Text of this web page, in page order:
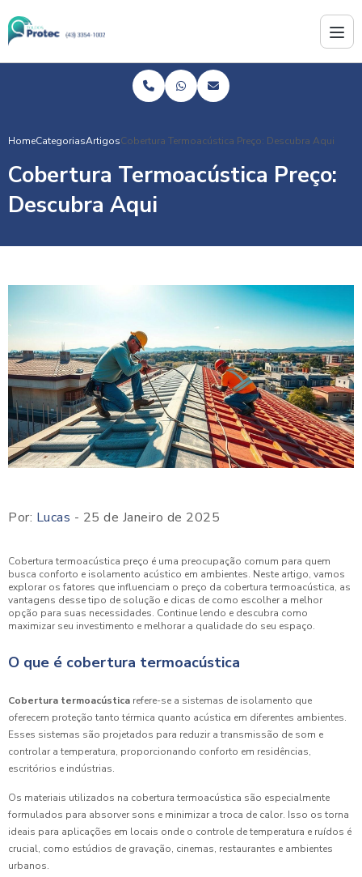
HomeCategoriasArtigosCobertura Termoacústica Preço: Descubra Aqui
Cobertura Termoacústica Preço:
Descubra Aqui
Por: Lucas - 25 de Janeiro de 2025
Cobertura termoacústica preço é uma preocupação comum para quem
busca conforto e isolamento acústico em ambientes. Neste artigo, vamos
explorar os fatores que influenciam o preço da cobertura termoacústica, as
vantagens desse tipo de solução e dicas de como escolher a melhor
opção para suas necessidades. Continue lendo e descubra como
maximizar seu investimento e melhorar a qualidade do seu espaço.
O que é cobertura termoacústica
Cobertura termoacústica refere-se a sistemas de isolamento que
oferecem proteção tanto térmica quanto acústica em diferentes ambientes.
Esses sistemas são projetados para reduzir a transmissão de som e
controlar a temperatura, proporcionando conforto em residências,
escritórios e indústrias.
Os materiais utilizados na cobertura termoacústica são especialmente
formulados para absorver sons e minimizar a troca de calor. Isso os torna
ideais para aplicações em locais onde o controle de temperatura e ruídos é
crucial, como estúdios de gravação, cinemas, restaurantes e ambientes
urbanos.